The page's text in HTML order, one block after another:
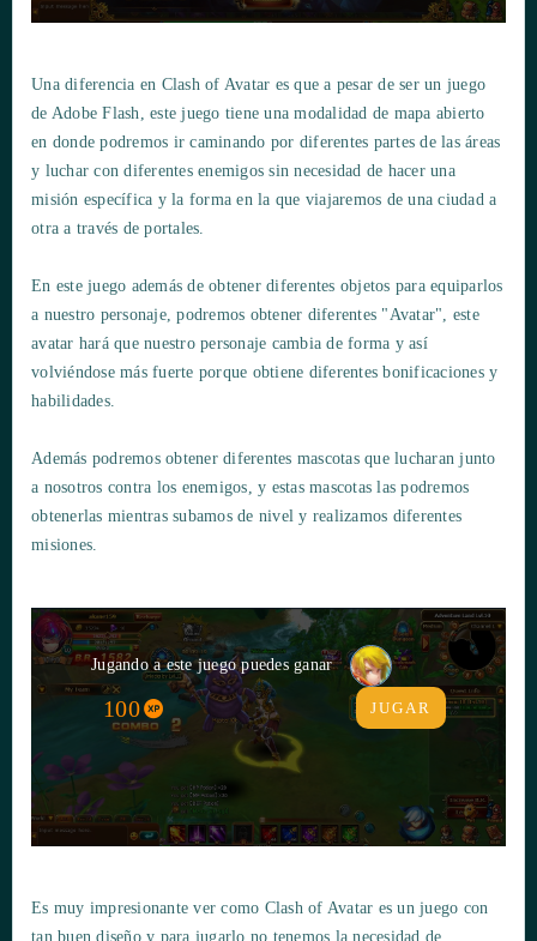
Una diferencia en Clash of Avatar es que a pesar de ser un juego
de Adobe Flash, este juego tiene una modalidad de mapa abierto
en donde podremos ir caminando por diferentes partes de las áreas
y luchar con diferentes enemigos sin necesidad de hacer una
misión específica y la forma en la que viajaremos de una ciudad a
otra a través de portales.
En este juego además de obtener diferentes objetos para equiparlos
a nuestro personaje, podremos obtener diferentes "Avatar", este
avatar hará que nuestro personaje cambia de forma y así
volviéndose más fuerte porque obtiene diferentes bonificaciones y
habilidades.
Además podremos obtener diferentes mascotas que lucharan junto
a nosotros contra los enemigos, y estas mascotas las podremos
obtenerlas mientras subamos de nivel y realizamos diferentes
misiones.
Jugando a este juego puedes ganar
100 JUGAR
Es muy impresionante ver como Clash of Avatar es un juego con
tan buen diseño y para jugarlo no tenemos la necesidad de